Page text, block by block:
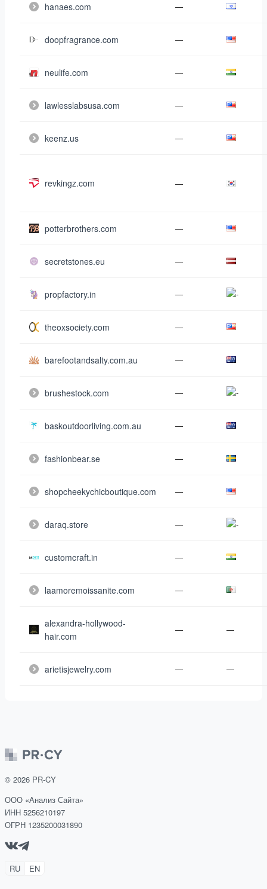
hanaes.com —
doopfragrance.com —
neulife.com —
lawlesslabsusa.com —
keenz.us —
revkingz.com —
potterbrothers.com —
secretstones.eu —
propfactory.in —
theoxsociety.com —
barefootandsalty.com.au —
brushestock.com —
baskoutdoorliving.com.au —
fashionbear.se —
shopcheekychicboutique.com —
daraq.store —
customcraft.in —
laamoremoissanite.com —
alexandra-hollywood-
hair.com
— —
arietisjewelry.com — —
© 2026 PR-CY
ООО «Анализ Сайта»
ИНН 5256210197
ОГРН 1235200031890
RU EN